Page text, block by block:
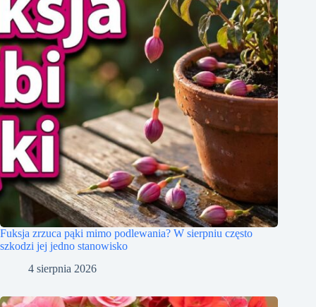
Fuksja zrzuca pąki mimo podlewania? W sierpniu często
szkodzi jej jedno stanowisko
4 sierpnia 2026